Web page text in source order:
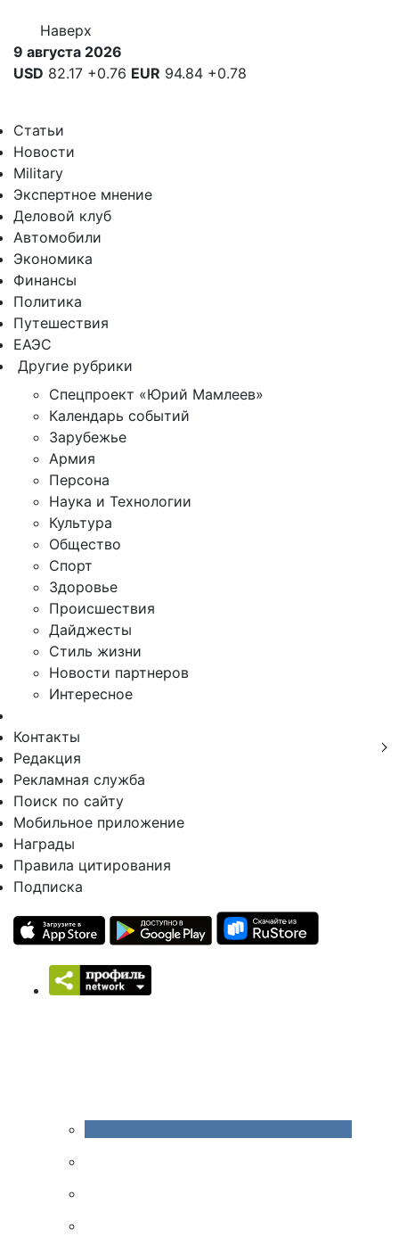
Наверх
9 августа 2026
USD 82.17 +0.76 EUR 94.84 +0.78
Статьи
Новости
Military
Экспертное мнение
Деловой клуб
Автомобили
Экономика
Финансы
Политика
Путешествия
ЕАЭС
Другие рубрики
Спецпроект «Юрий Мамлеев»
Календарь событий
Зарубежье
Армия
Персона
Наука и Технологии
Культура
Общество
Спорт
Здоровье
Происшествия
Дайджесты
Стиль жизни
Новости партнеров
Интересное
Контакты
Редакция
Рекламная служба
Поиск по сайту
Мобильное приложение
Награды
Правила цитирования
Подписка